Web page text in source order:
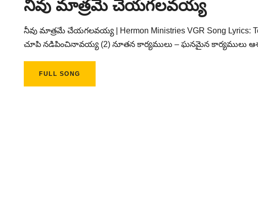
నీవు మాత్రమే చేయగలవయ్య
నీవు మాత్రమే చేయగలవయ్య | Hermon Ministries VGR Song
చూపి నడిపించినావయ్య (2) నూతన కార్యములు – ఘనమైన కార్యములు
FULL SONG